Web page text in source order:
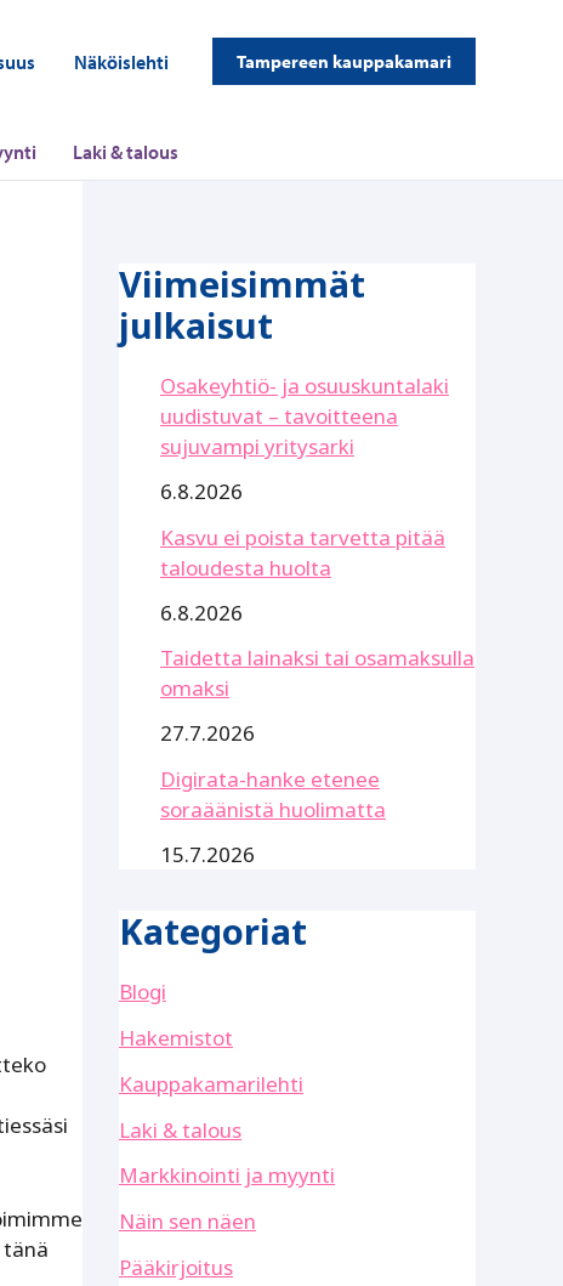
Näköislehti Tampereen kauppakamari
Laki & talous
Viimeisimmät
julkaisut
Osakeyhtiö- ja osuuskuntalaki
uudistuvat – tavoitteena
sujuvampi yritysarki
6.8.2026
Kasvu ei poista tarvetta pitää
taloudesta huolta
6.8.2026
Taidetta lainaksi tai osamaksulla
omaksi
27.7.2026
Digirata-hanke etenee
soraäänistä huolimatta
15.7.2026
Kategoriat
Blogi
Hakemistot
Kauppakamarilehti
Laki & talous
Markkinointi ja myynti
Näin sen näen
Pääkirjoitus